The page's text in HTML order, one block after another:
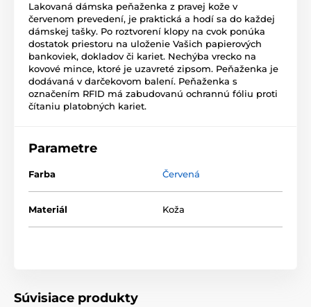
Lakovaná dámska peňaženka z pravej kože v
červenom prevedení, je praktická a hodí sa do každej
dámskej tašky. Po roztvorení klopy na cvok ponúka
dostatok priestoru na uloženie Vašich papierových
bankoviek, dokladov či kariet. Nechýba vrecko na
kovové mince, ktoré je uzavreté zipsom. Peňaženka je
dodávaná v darčekovom balení. Peňaženka s
označením RFID má zabudovanú ochrannú fóliu proti
čítaniu platobných kariet.
Parametre
Farba Červená
Materiál Koža
Súvisiace produkty